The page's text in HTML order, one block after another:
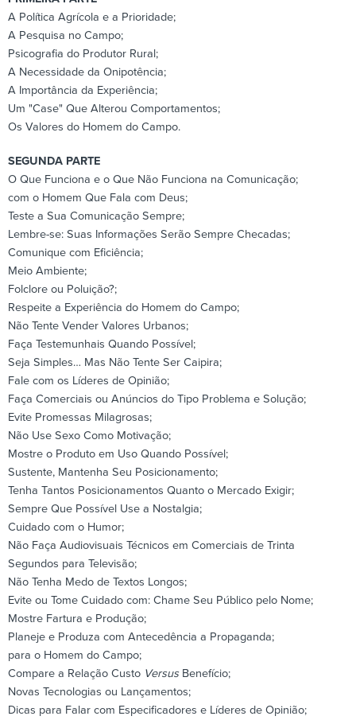
A Política Agrícola e a Prioridade;
A Pesquisa no Campo;
Psicografia do Produtor Rural;
A Necessidade da Onipotência;
A Importância da Experiência;
Um "Case" Que Alterou Comportamentos;
Os Valores do Homem do Campo.
SEGUNDA PARTE
O Que Funciona e o Que Não Funciona na Comunicação;
com o Homem Que Fala com Deus;
Teste a Sua Comunicação Sempre;
Lembre-se: Suas Informações Serão Sempre Checadas;
Comunique com Eficiência;
Meio Ambiente;
Folclore ou Poluição?;
Respeite a Experiência do Homem do Campo;
Não Tente Vender Valores Urbanos;
Faça Testemunhais Quando Possível;
Seja Simples… Mas Não Tente Ser Caipira;
Fale com os Líderes de Opinião;
Faça Comerciais ou Anúncios do Tipo Problema e Solução;
Evite Promessas Milagrosas;
Não Use Sexo Como Motivação;
Mostre o Produto em Uso Quando Possível;
Sustente, Mantenha Seu Posicionamento;
Tenha Tantos Posicionamentos Quanto o Mercado Exigir;
Sempre Que Possível Use a Nostalgia;
Cuidado com o Humor;
Não Faça Audiovisuais Técnicos em Comerciais de Trinta
Segundos para Televisão;
Não Tenha Medo de Textos Longos;
Evite ou Tome Cuidado com: Chame Seu Público pelo Nome;
Mostre Fartura e Produção;
Planeje e Produza com Antecedência a Propaganda;
para o Homem do Campo;
Compare a Relação Custo Versus Benefício;
Novas Tecnologias ou Lançamentos;
Dicas para Falar com Especificadores e Líderes de Opinião;